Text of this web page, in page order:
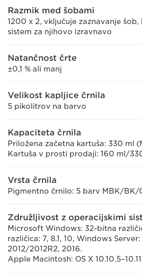
Razmik med šobami
1200 x 2, vključuje zaznavanje šob,
sistem za njihovo izravnavo
Natančnost črte
±0,1 % ali manj
Velikost kapljice črnila
5 pikolitrov na barvo
Kapaciteta črnila
Priložena začetna kartuša: 330 ml
Kartuša v prosti prodaji: 160 ml/
Vrsta črnila
Pigmentno črnilo: 5 barv MBK/
Združljivost z operacijskimi
Microsoft Windows: 32-bitna
različica: 7, 8.1, 10, Windows
2012/2012R2, 2016.
Apple Macintosh: OS X